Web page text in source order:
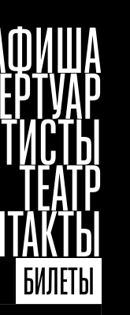
ТЕАТР
БИЛЕТЫ